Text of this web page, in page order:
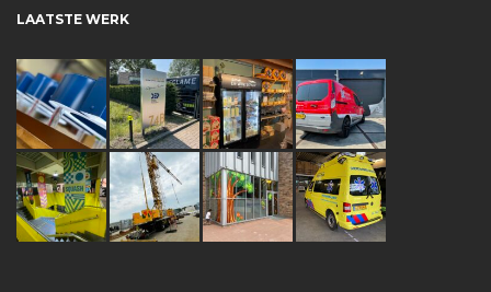
LAATSTE WERK